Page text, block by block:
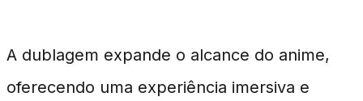
A dublagem expande o alcance do anime,
oferecendo uma experiência imersiva e